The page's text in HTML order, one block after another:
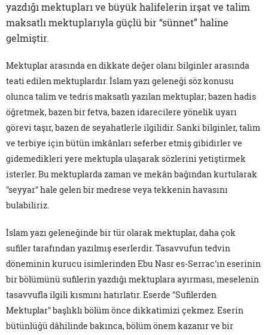
yazdığı mektupları ve büyük halifelerin irşat ve talim
maksatlı mektuplarıyla güçlü bir “sünnet” haline
gelmiştir.
Mektuplar arasında en dikkate değer olanı bilginler arasında
teati edilen mektuplardır. İslam yazı geleneği söz konusu
olunca talim ve tedris maksatlı yazılan mektuplar; bazen hadis
öğretmek, bazen bir fetva, bazen idarecilere yönelik uyarı
görevi taşır, bazen de seyahatlerle ilgilidir. Sanki bilginler, talim
ve terbiye için bütün imkânları seferber etmiş gibidirler ve
gidemedikleri yere mektupla ulaşarak sözlerini yetiştirmek
isterler. Bu mektuplarda zaman ve mekân bağından kurtularak
"seyyar" hale gelen bir medrese veya tekkenin havasını
bulabiliriz.
İslam yazı geleneğinde bir tür olarak mektuplar, daha çok
sufiler tarafından yazılmış eserlerdir. Tasavvufun tedvin
döneminin kurucu isimlerinden Ebu Nasr es-Serrac'ın eserinin
bir bölümünü sufilerin yazdığı mektuplara ayırması, meselenin
tasavvufla ilgili kısmını hatırlatır. Eserde "Sufilerden
Mektuplar" başlıklı bölüm önce dikkatimizi çekmez. Eserin
bütünlüğü dâhilinde bakınca, bölüm önem kazanır ve bir